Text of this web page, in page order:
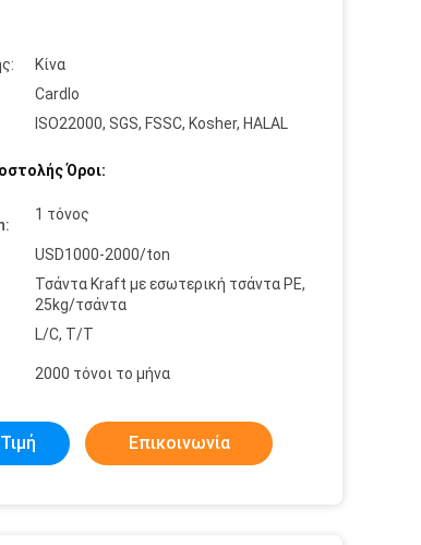
Κίνα
Cardlo
ISO22000, SGS, FSSC, Kosher, HALAL
Όροι:
1 τόνος
USD1000-2000/ton
Τσάντα Kraft με εσωτερική τσάντα PE,
25kg/τσάντα
L/C, T/T
2000 τόνοι το μήνα
Επικοινωνία